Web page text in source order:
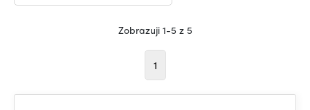
Zobrazuji 1-5 z 5
1